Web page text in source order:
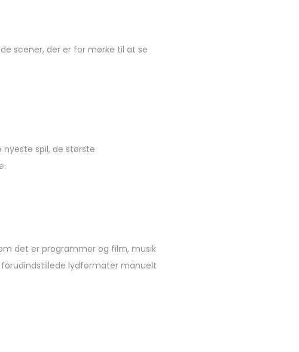
scener, der er for mørke til at se
nyeste spil, de største
det er programmer og film, musik
forudindstillede lydformater manuelt